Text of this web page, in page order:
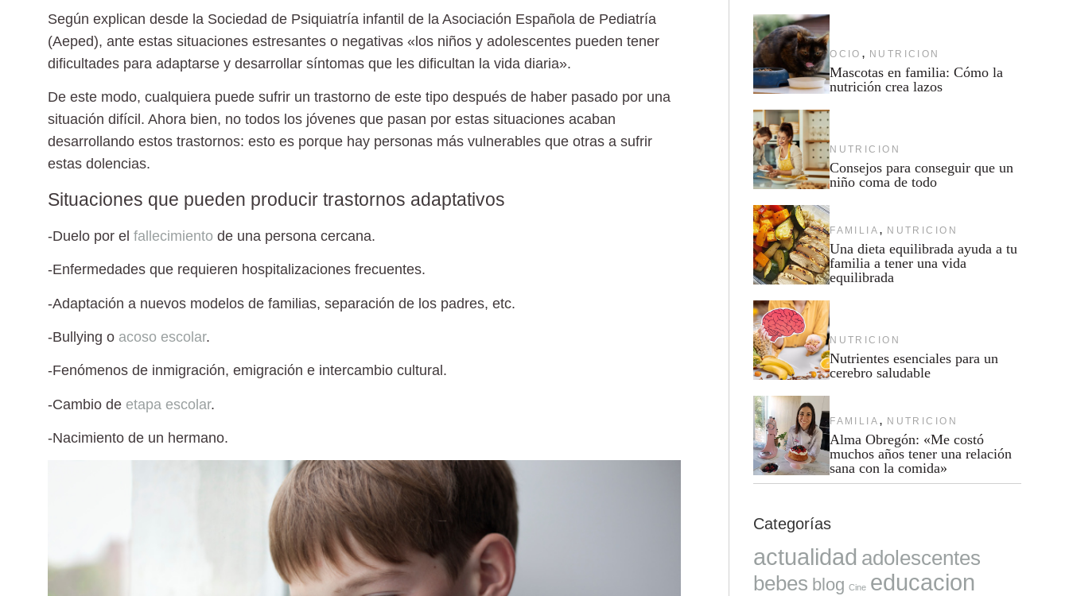
Según explican desde la Sociedad de Psiquiatría infantil de la Asociación Española de Pediatría
(Aeped), ante estas situaciones estresantes o negativas «los niños y adolescentes pueden tener
dificultades para adaptarse y desarrollar síntomas que les dificultan la vida diaria».
De este modo, cualquiera puede sufrir un trastorno de este tipo después de haber pasado por una
situación difícil. Ahora bien, no todos los jóvenes que pasan por estas situaciones acaban
desarrollando estos trastornos: esto es porque hay personas más vulnerables que otras a sufrir
estas dolencias.
Situaciones que pueden producir trastornos adaptativos
-Duelo por el fallecimiento de una persona cercana.
-Enfermedades que requieren hospitalizaciones frecuentes.
-Adaptación a nuevos modelos de familias, separación de los padres, etc.
-Bullying o acoso escolar.
-Fenómenos de inmigración, emigración e intercambio cultural.
-Cambio de etapa escolar.
-Nacimiento de un hermano.
OCIO , NUTRICION
Mascotas en familia: Cómo la
nutrición crea lazos
NUTRICION
Consejos para conseguir que un
niño coma de todo
FAMILIA , NUTRICION
Una dieta equilibrada ayuda a tu
familia a tener una vida
equilibrada
NUTRICION
Nutrientes esenciales para un
cerebro saludable
FAMILIA , NUTRICION
Alma Obregón: «Me costó
muchos años tener una relación
sana con la comida»
Categorías
actualidad adolescentes
bebes blog Cine educacion